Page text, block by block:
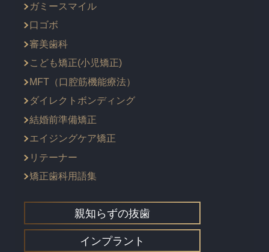
ガミースマイル
口ゴボ
審美歯科
こども矯正(小児矯正)
MFT（口腔筋機能療法）
ダイレクトボンディング
結婚前準備矯正
エイジングケア矯正
リテーナー
矯正歯科用語集
親知らずの抜歯
インプラント